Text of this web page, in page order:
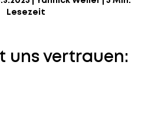
Lesezeit
uns vertrauen: